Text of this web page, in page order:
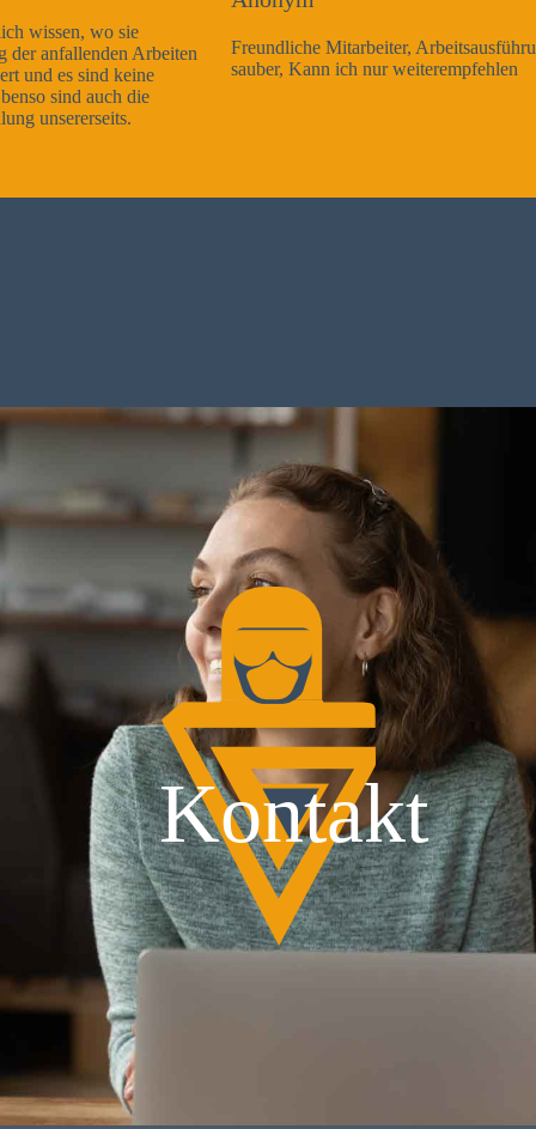
Freundliche Mitarbeiter, Arbeitsausführung sehr gut und sehr
sauber, Kann ich nur weiterempfehlen
Kontakt